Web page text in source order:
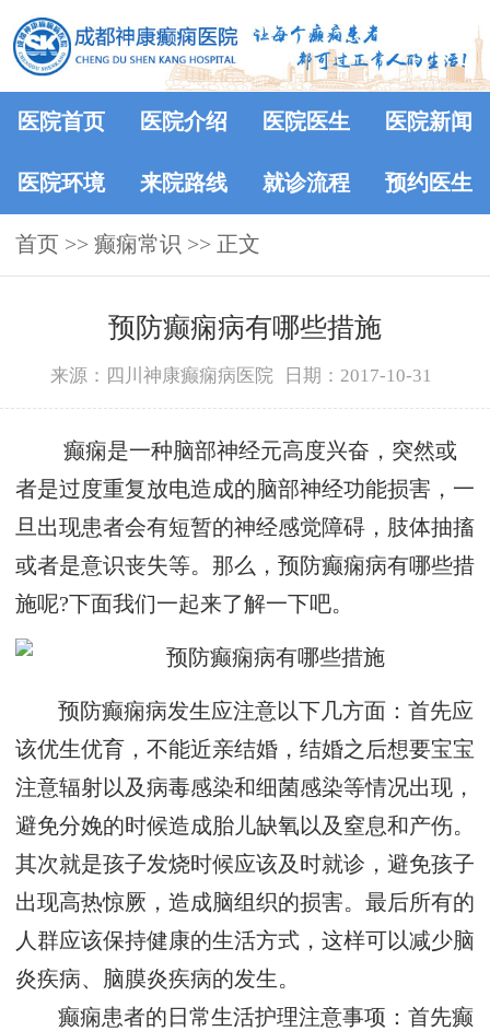
医院首页 医院介绍 医院医生 医院新闻
医院环境 来院路线 就诊流程 预约医生
首页 >> 癫痫常识 >> 正文
预防癫痫病有哪些措施
来源：四川神康癫痫病医院 日期：2017-10-31
癫痫是一种脑部神经元高度兴奋，突然或
者是过度重复放电造成的脑部神经功能损害，一
旦出现患者会有短暂的神经感觉障碍，肢体抽搐
或者是意识丧失等。那么，预防癫痫病有哪些措
施呢?下面我们一起来了解一下吧。
预防癫痫病发生应注意以下几方面：首先应
该优生优育，不能近亲结婚，结婚之后想要宝宝
注意辐射以及病毒感染和细菌感染等情况出现，
避免分娩的时候造成胎儿缺氧以及窒息和产伤。
其次就是孩子发烧时候应该及时就诊，避免孩子
出现高热惊厥，造成脑组织的损害。最后所有的
人群应该保持健康的生活方式，这样可以减少脑
炎疾病、脑膜炎疾病的发生。
癫痫患者的日常生活护理注意事项：首先癫